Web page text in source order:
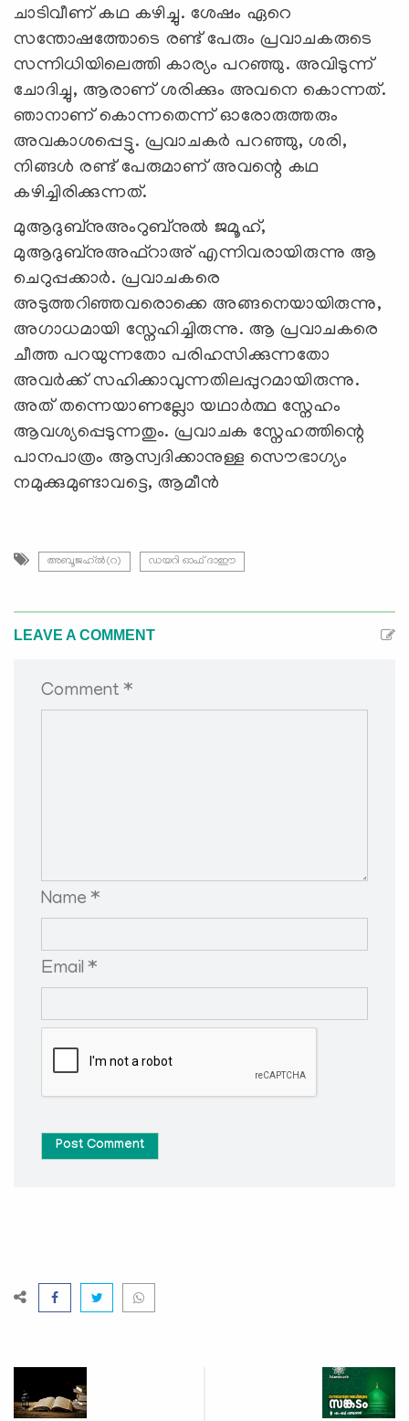
ചാടിവീണ് കഥ കഴിച്ചു. ശേഷം ഏറെ
സന്തോഷത്തോടെ രണ്ട് പേരും പ്രവാചകരുടെ
സന്നിധിയിലെത്തി കാര്യം പറഞ്ഞു. അവിടുന്ന്
ചോദിച്ചു, ആരാണ് ശരിക്കും അവനെ കൊന്നത്.
ഞാനാണ് കൊന്നതെന്ന് ഓരോരുത്തരും
അവകാശപ്പെട്ടു. പ്രവാചകര്‍ പറഞ്ഞു, ശരി,
നിങ്ങള്‍ രണ്ട് പേരുമാണ് അവന്റെ കഥ
കഴിച്ചിരിക്കുന്നത്.
മുആദുബ്നുഅംറുബ്നുല്‍ ജമൂഹ്,
മുആദുബ്നുഅഫ്റാഅ് എന്നിവരായിരുന്നു ആ
ചെറുപ്പക്കാര്‍. പ്രവാചകരെ
അടുത്തറിഞ്ഞവരൊക്കെ അങ്ങനെയായിരുന്നു,
അഗാധമായി സ്നേഹിച്ചിരുന്നു. ആ പ്രവാചകരെ
ചീത്ത പറയുന്നതോ പരിഹസിക്കുന്നതോ
അവര്‍ക്ക് സഹിക്കാവുന്നതിലപ്പുറമായിരുന്നു.
അത് തന്നെയാണല്ലോ യഥാര്‍ത്ഥ സ്നേഹം
ആവശ്യപ്പെടുന്നതും. പ്രവാചക സ്നേഹത്തിന്റെ
പാനപാത്രം ആസ്വദിക്കാനുള്ള സൌഭാഗ്യം
നമുക്കുമുണ്ടാവട്ടെ, ആമീന്‍
അബൂജഹ്‍ല്‍(റ) ഡയറി ഓഫ് ദാഈ
LEAVE A COMMENT
Comment *
Name *
Email *
Post Comment